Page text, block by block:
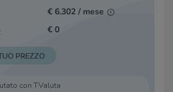
€ 6.302 / mese
€ 0
PREZZO
con T·Valuta